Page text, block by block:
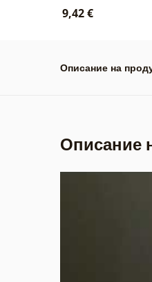
9,42 €
Описание на
Описание